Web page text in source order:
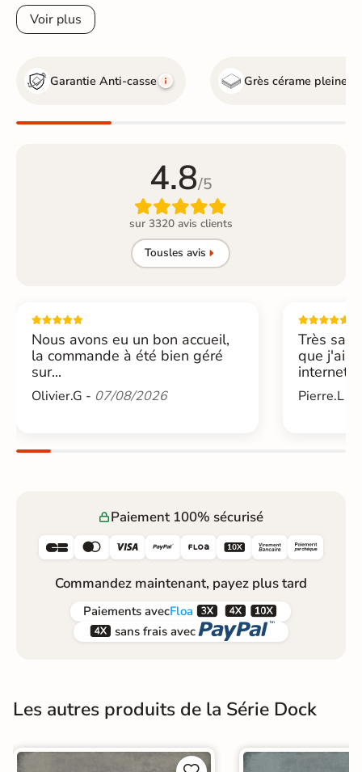
Voir plus
Garantie Anti-casse Grès cérame pleine
4.8/5

sur 3320 avis clients
Tousles avis
Nous avons eu un bon accueil,
la commande à été bien géré
sur...
Olivier.G - 07/08/2026
Très
que j'ai
internet....
Pierre.L -
Paiement 100% sécurisé
     
Commandez maintenant, payez plus tard
Paiements avecFloa  
 sans frais avec 
Les autres produits de la Série Dock